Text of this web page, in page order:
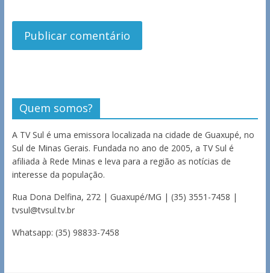
Quem somos?
A TV Sul é uma emissora localizada na cidade de Guaxupé, no
Sul de Minas Gerais. Fundada no ano de 2005, a TV Sul é
afiliada à Rede Minas e leva para a região as notícias de
interesse da população.
Rua Dona Delfina, 272 | Guaxupé/MG | (35) 3551-7458 |
tvsul@tvsul.tv.br
Whatsapp: (35) 98833-7458